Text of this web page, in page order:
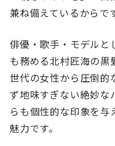
兼ね備えているからで
俳優・歌手・モデル
も務める北村匠海の黒
世代の女性から圧倒的
ず地味すぎない絶妙な
らも個性的な印象を与
魅力です。